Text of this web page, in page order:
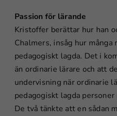
Passion för lärande
Kristoffer berättar hur han
Chalmers, insåg hur
pedagogiskt lagda. Det i
än ordinarie lärare och att
undervisning när ordinarie
pedagogiskt lagda
De två tänkte att en sådan